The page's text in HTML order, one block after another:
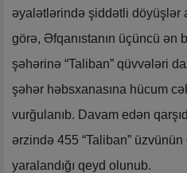
əyalətlərində şiddətli döyüşlər
görə, Əfqanıstanın üçüncü ən
şəhərinə “Taliban” qüvvələri
şəhər həbsxanasına hücum
vurğulanıb. Davam edən
ərzində 455 “Taliban”
yaralandığı qeyd olunub.